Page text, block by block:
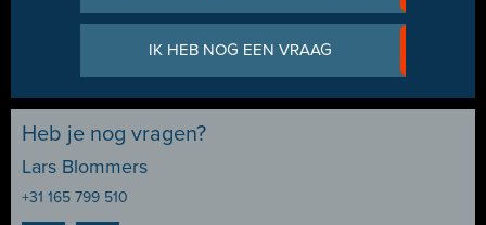
IK HEB NOG EEN VRAAG
Heb je nog vragen?
Lars Blommers
+31 165 799 510